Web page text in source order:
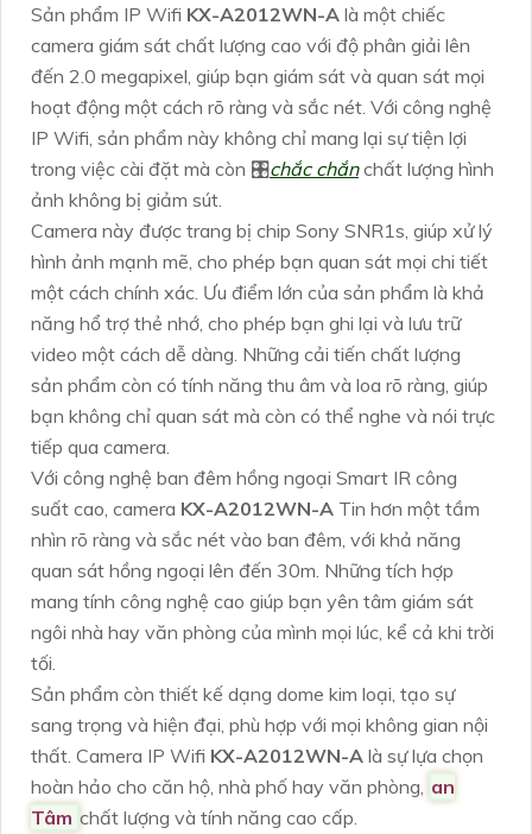
Sản phẩm IP Wifi KX-A2012WN-A là một chiếc
camera giám sát chất lượng cao với độ phân giải lên
đến 2.0 megapixel, giúp bạn giám sát và quan sát mọi
hoạt động một cách rõ ràng và sắc nét. Với công nghệ
IP Wifi, sản phẩm này không chỉ mang lại sự tiện lợi
trong việc cài đặt mà còn 🎛chắc chắnchất lượng hình
ảnh không bị giảm sút.
Camera này được trang bị chip Sony SNR1s, giúp xử lý
hình ảnh mạnh mẽ, cho phép bạn quan sát mọi chi tiết
một cách chính xác. Ưu điểm lớn của sản phẩm là khả
năng hổ trợ thẻ nhớ, cho phép bạn ghi lại và lưu trữ
video một cách dễ dàng. Những cải tiến chất lượng
sản phẩm còn có tính năng thu âm và loa rõ ràng, giúp
bạn không chỉ quan sát mà còn có thể nghe và nói trực
tiếp qua camera.
Với công nghệ ban đêm hồng ngoại Smart IR công
suất cao, camera KX-A2012WN-A Tin hơn một tầm
nhìn rõ ràng và sắc nét vào ban đêm, với khả năng
quan sát hồng ngoại lên đến 30m. Những tích hợp
mang tính công nghệ cao giúp bạn yên tâm giám sát
ngôi nhà hay văn phòng của mình mọi lúc, kể cả khi trời
tối.
Sản phẩm còn thiết kế dạng dome kim loại, tạo sự
sang trọng và hiện đại, phù hợp với mọi không gian nội
thất. Camera IP Wifi KX-A2012WN-A là sự lựa chọn
hoàn hảo cho căn hộ, nhà phố hay văn phòng, an
Tâm chất lượng và tính năng cao cấp.